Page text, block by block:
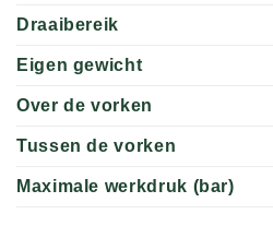
Draaibereik
Eigen gewicht
Over de vorken
Tussen de vorken
Maximale werkdruk (bar)